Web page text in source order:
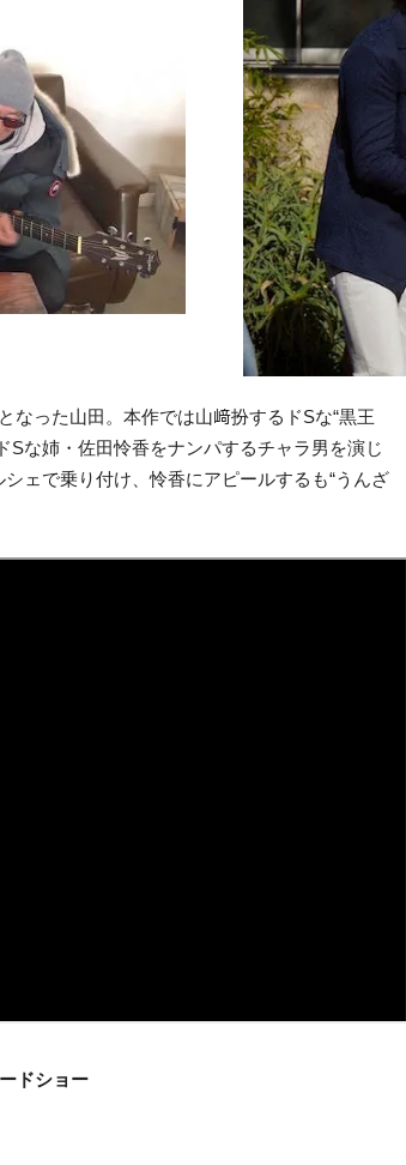
なった山田。本作では山﨑扮するドSな“黒王
Sな姉・佐田怜香をナンパするチャラ男を演じ
ェで乗り付け、怜香にアピールするも“うんざ
ドショー